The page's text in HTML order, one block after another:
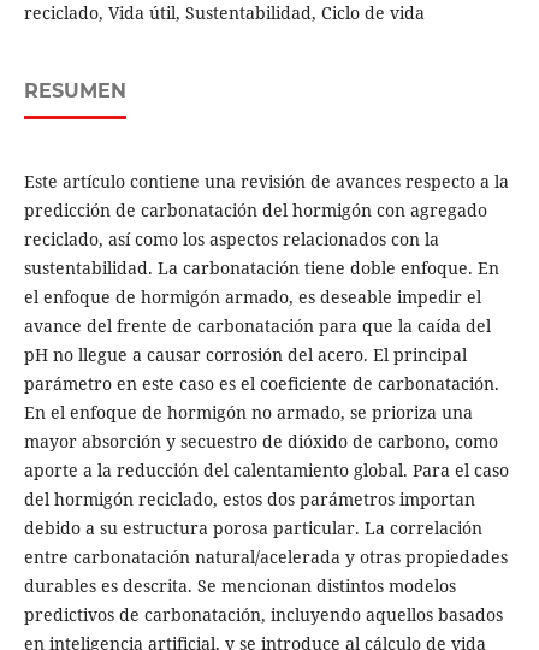
reciclado, Vida útil, Sustentabilidad, Ciclo de vida
RESUMEN
Este artículo contiene una revisión de avances respecto a la
predicción de carbonatación del hormigón con agregado
reciclado, así como los aspectos relacionados con la
sustentabilidad. La carbonatación tiene doble enfoque. En
el enfoque de hormigón armado, es deseable impedir el
avance del frente de carbonatación para que la caída del
pH no llegue a causar corrosión del acero. El principal
parámetro en este caso es el coeficiente de carbonatación.
En el enfoque de hormigón no armado, se prioriza una
mayor absorción y secuestro de dióxido de carbono, como
aporte a la reducción del calentamiento global. Para el caso
del hormigón reciclado, estos dos parámetros importan
debido a su estructura porosa particular. La correlación
entre carbonatación natural/acelerada y otras propiedades
durables es descrita. Se mencionan distintos modelos
predictivos de carbonatación, incluyendo aquellos basados
en inteligencia artificial, y se introduce al cálculo de vida